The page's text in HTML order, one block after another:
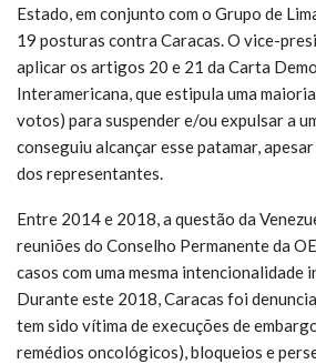
Estado, em conjunto com o Grupo de
19 posturas contra Caracas. O vice-
aplicar os artigos 20 e 21 da Carta
Interamericana, que estipula uma
votos) para suspender e/ou expulsar a
conseguiu alcançar esse patamar,
dos representantes.
Entre 2014 e 2018, a questão da
reuniões do Conselho Permanente da
casos com uma mesma intencionalidade
Durante este 2018, Caracas foi
tem sido vítima de execuções de
remédios oncológicos), bloqueios e